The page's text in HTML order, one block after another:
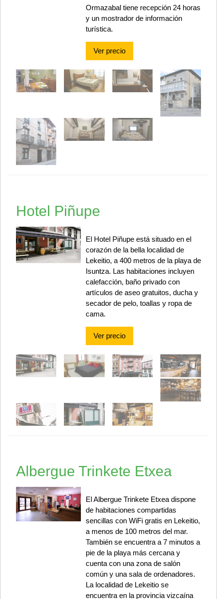
Ormazabal tiene recepción 24 horas
y un mostrador de información
turística.
Ver precio
Hotel Piñupe
El Hotel Piñupe está situado en el
corazón de la bella localidad de
Lekeitio, a 400 metros de la playa de
Isuntza. Las habitaciones incluyen
calefacción, baño privado con
artículos de aseo gratuitos, ducha y
secador de pelo, toallas y ropa de
cama.
Ver precio
Albergue Trinkete Etxea
El Albergue Trinkete Etxea dispone
de habitaciones compartidas
sencillas con WiFi gratis en Lekeitio,
a menos de 100 metros del mar.
También se encuentra a 7 minutos a
pie de la playa más cercana y
cuenta con una zona de salón
común y una sala de ordenadores.
La localidad de Lekeitio se
encuentra en la provincia vizcaína